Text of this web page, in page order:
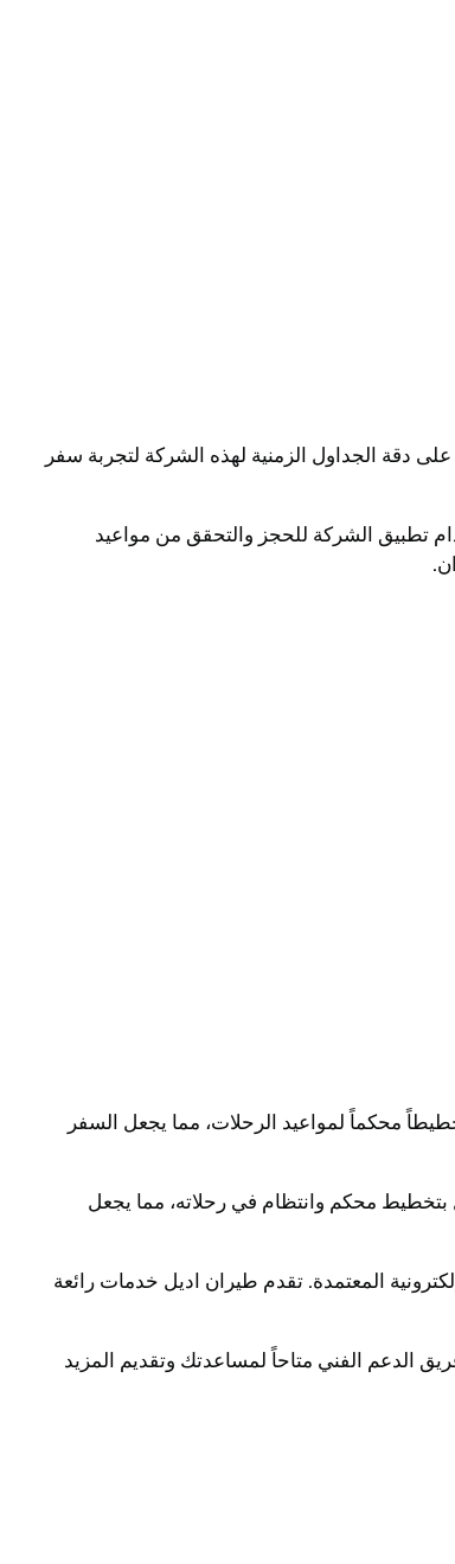
دقة الجداول الزمنية لهذه الشركة لتجربة سفر
تطبيق الشركة للحجز والتحقق من مواعيد
محكماً لمواعيد الرحلات، مما يجعل السفر
بتخطيط محكم وانتظام في رحلاته، مما يجعل
المعتمدة. تقدم طيران اديل خدمات رائعة
الدعم الفني متاحاً لمساعدتك وتقديم المزيد